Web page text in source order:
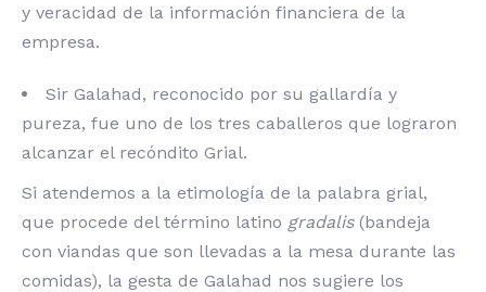
y veracidad de la información financiera de la
empresa.
Sir Galahad, reconocido por su gallardía y
pureza, fue uno de los tres caballeros que lograron
alcanzar el recóndito Grial.
Si atendemos a la etimología de la palabra grial,
que procede del término latino gradalis(bandeja
con viandas que son llevadas a la mesa durante las
comidas), la gesta de Galahad nos sugiere los